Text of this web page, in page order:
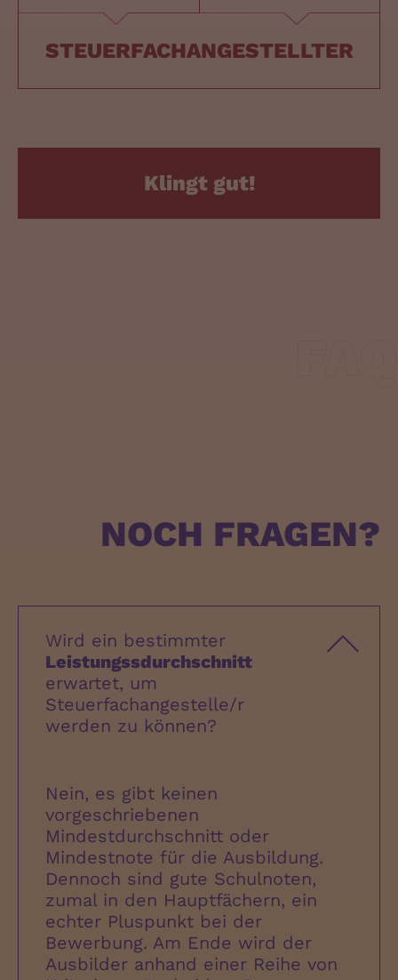
STEUERFACHANGESTELLTER
Klingt gut!
NOCH FRAGEN?
Wird ein bestimmter
Leistungssdurchschnitt
erwartet, um
Steuerfachangestelle/r
werden zu können?
Nein, es gibt keinen
vorgeschriebenen
Mindestdurchschnitt oder
Mindestnote für die Ausbildung.
Dennoch sind gute Schulnoten,
zumal in den Hauptfächern, ein
echter Pluspunkt bei der
Bewerbung. Am Ende wird der
Ausbilder anhand einer Reihe von